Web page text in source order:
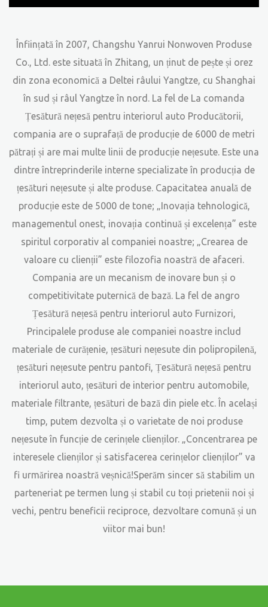
Înființată în 2007, Changshu Yanrui Nonwoven Produse
Co., Ltd. este situată în Zhitang, un ținut de pește și orez
din zona economică a Deltei râului Yangtze, cu Shanghai
în sud și râul Yangtze în nord. La fel de La comanda
Țesătură nețesă pentru interiorul auto Producătorii,
compania are o suprafață de producție de 6000 de metri
pătrați și are mai multe linii de producție nețesute. Este una
dintre întreprinderile interne specializate în producția de
țesături nețesute și alte produse. Capacitatea anuală de
producție este de 5000 de tone; „Inovația tehnologică,
managementul onest, inovația continuă și excelența” este
spiritul corporativ al companiei noastre; „Crearea de
valoare cu clienții” este filozofia noastră de afaceri.
Compania are un mecanism de inovare bun și o
competitivitate puternică de bază. La fel de angro
Țesătură nețesă pentru interiorul auto Furnizori,
Principalele produse ale companiei noastre includ
materiale de curățenie, țesături nețesute din polipropilenă,
țesături nețesute pentru pantofi, Țesătură nețesă pentru
interiorul auto, țesături de interior pentru automobile,
materiale filtrante, țesături de bază din piele etc. În același
timp, putem dezvolta și o varietate de noi produse
nețesute în funcție de cerințele clienților. „Concentrarea pe
interesele clienților și satisfacerea cerințelor clienților” va
fi urmărirea noastră veșnică!Sperăm sincer să stabilim un
parteneriat pe termen lung și stabil cu toți prietenii noi și
vechi, pentru beneficii reciproce, dezvoltare comună și un
viitor mai bun!